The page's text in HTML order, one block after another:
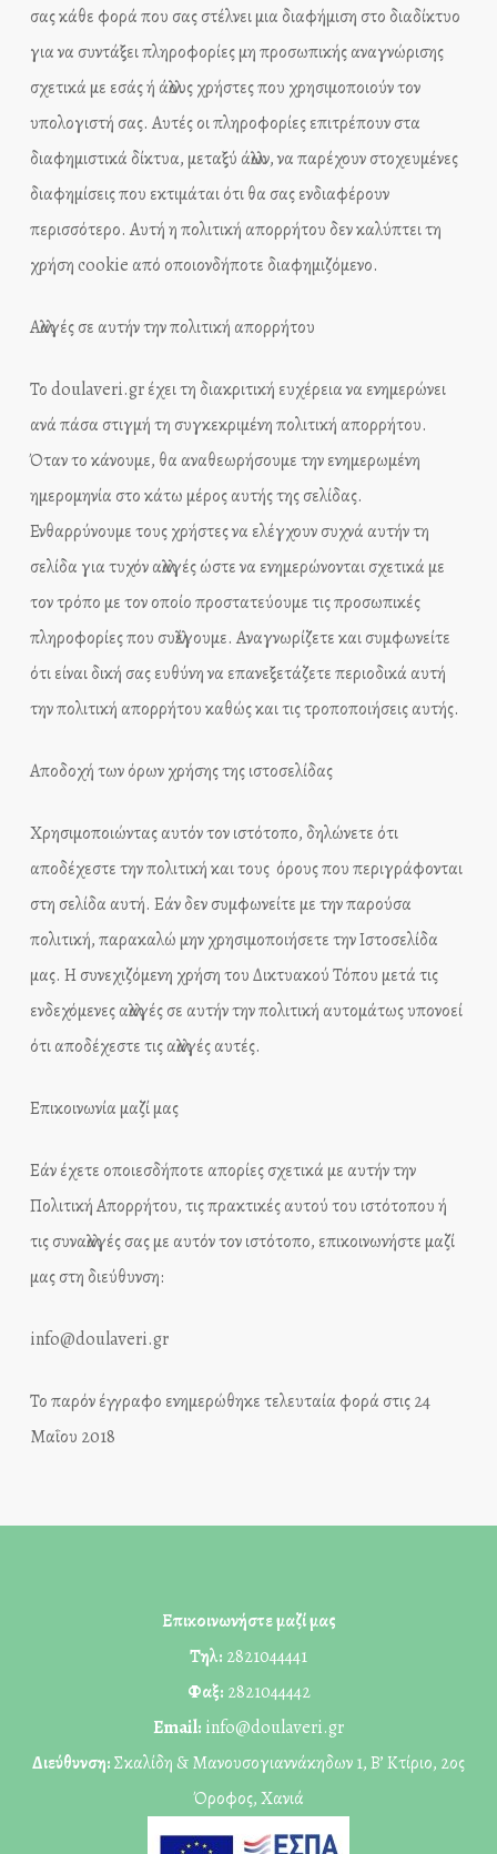
σας κάθε φορά που σας στέλνει μια διαφήμιση στο διαδίκτυο
για να συντάξει πληροφορίες μη προσωπικής αναγνώρισης
σχετικά με εσάς ή άλλους χρήστες που χρησιμοποιούν τον
υπολογιστή σας. Αυτές οι πληροφορίες επιτρέπουν στα
διαφημιστικά δίκτυα, μεταξύ άλλων, να παρέχουν στοχευμένες
διαφημίσεις που εκτιμάται ότι θα σας ενδιαφέρουν
περισσότερο. Αυτή η πολιτική απορρήτου δεν καλύπτει τη
χρήση cookie από οποιονδήποτε διαφημιζόμενο.
Αλλαγές σε αυτήν την πολιτική απορρήτου
Το doulaveri.gr έχει τη διακριτική ευχέρεια να ενημερώνει
ανά πάσα στιγμή τη συγκεκριμένη πολιτική απορρήτου.
Όταν το κάνουμε, θα αναθεωρήσουμε την ενημερωμένη
ημερομηνία στο κάτω μέρος αυτής της σελίδας.
Ενθαρρύνουμε τους χρήστες να ελέγχουν συχνά αυτήν τη
σελίδα για τυχόν αλλαγές ώστε να ενημερώνονται σχετικά με
τον τρόπο με τον οποίο προστατεύουμε τις προσωπικές
πληροφορίες που συλλέγουμε. Αναγνωρίζετε και συμφωνείτε
ότι είναι δική σας ευθύνη να επανεξετάζετε περιοδικά αυτή
την πολιτική απορρήτου καθώς και τις τροποποιήσεις αυτής.
Αποδοχή των όρων χρήσης της ιστοσελίδας
Χρησιμοποιώντας αυτόν τον ιστότοπο, δηλώνετε ότι
αποδέχεστε την πολιτική και τους όρους που περιγράφονται
στη σελίδα αυτή. Εάν δεν συμφωνείτε με την παρούσα
πολιτική, παρακαλώ μην χρησιμοποιήσετε την Ιστοσελίδα
μας. Η συνεχιζόμενη χρήση του Δικτυακού Τόπου μετά τις
ενδεχόμενες αλλαγές σε αυτήν την πολιτική αυτομάτως υπονοεί
ότι αποδέχεστε τις αλλαγές αυτές.
Επικοινωνία μαζί μας
Εάν έχετε οποιεσδήποτε απορίες σχετικά με αυτήν την
Πολιτική Απορρήτου, τις πρακτικές αυτού του ιστότοπου ή
τις συναλλαγές σας με αυτόν τον ιστότοπο, επικοινωνήστε μαζί
μας στη διεύθυνση:
info@doulaveri.gr
Το παρόν έγγραφο ενημερώθηκε τελευταία φορά στις 24
Μαΐου 2018
Επικοινωνήστε μαζί μας
Τηλ: 2821044441
Φαξ: 2821044442
Email: info@doulaveri.gr
Διεύθυνση:Σκαλίδη & Μανουσογιαννάκηδων 1, Β’ Κτίριο, 2ος
Όροφος, Χανιά